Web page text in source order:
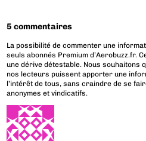
5 commentaires
La possibilité de commenter une
seuls abonnés Premium d’Aerobuzz.fr.
une dérive détestable. Nous souhaitons
nos lecteurs puissent apporter une
l’intérêt de tous, sans craindre de se
anonymes et vindicatifs.